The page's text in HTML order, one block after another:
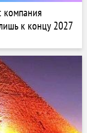
компания
к концу 2027